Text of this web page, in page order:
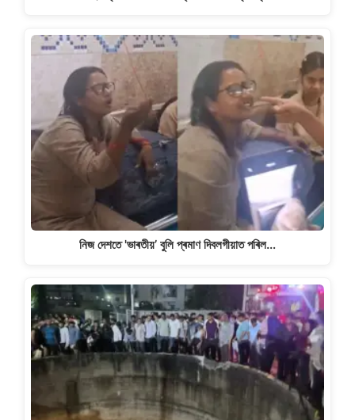
নিজ দেশতে 'ভাৰতীয়’ বুলি প্ৰমাণ দিবলগীয়াত পৰিল…